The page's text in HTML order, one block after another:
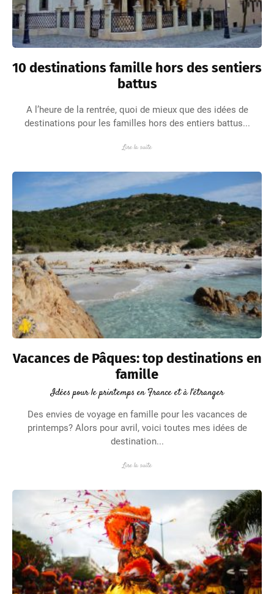
10 destinations famille hors des sentiers
battus
A l’heure de la rentrée, quoi de mieux que des idées de
destinations pour les familles hors des entiers battus...
Lire la suite
Vacances de Pâques: top destinations en
famille
Idées pour le printemps en France et à l'étranger
Des envies de voyage en famille pour les vacances de
printemps? Alors pour avril, voici toutes mes idées de
destination...
Lire la suite